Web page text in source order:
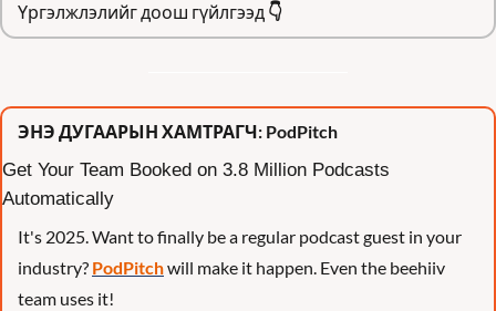
Үргэлжлэлийг доош гүйлгээд 👇
ЭНЭ ДУГААРЫН ХАМТРАГЧ: PodPitch
Get Your Team Booked on 3.8 Million Podcasts
Automatically
It's 2025. Want to finally be a regular podcast guest in your
industry? PodPitch will make it happen. Even the beehiiv
team uses it!